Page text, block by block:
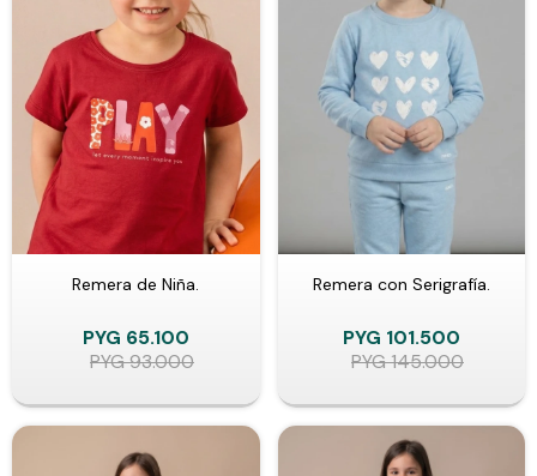
Remera de Niña.
PYG 65.100
PYG93.000
Remera con Serigrafía.
PYG 101.500
PYG145.000